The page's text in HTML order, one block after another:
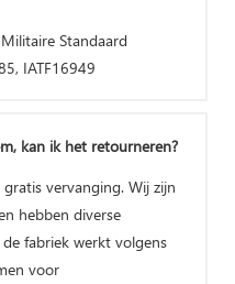
Standaard
IATF16949
kan ik het retourneren?
vervanging. Wij zijn
hebben diverse
fabriek werkt volgens
voor